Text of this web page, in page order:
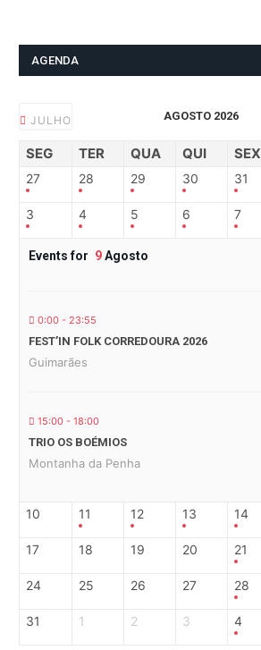
AGENDA
JULHO AGOSTO 2026
SEG TER QUA QUI SEX
27 28 29 30 31
3 4 5 6 7
Events for 9Agosto
0:00 - 23:55
FEST’IN FOLK CORREDOURA 2026
Guimarães
15:00 - 18:00
TRIO OS BOÉMIOS
Montanha da Penha
10 11 12 13 14
17 18 19 20 21
24 25 26 27 28
31 1 2 3 4